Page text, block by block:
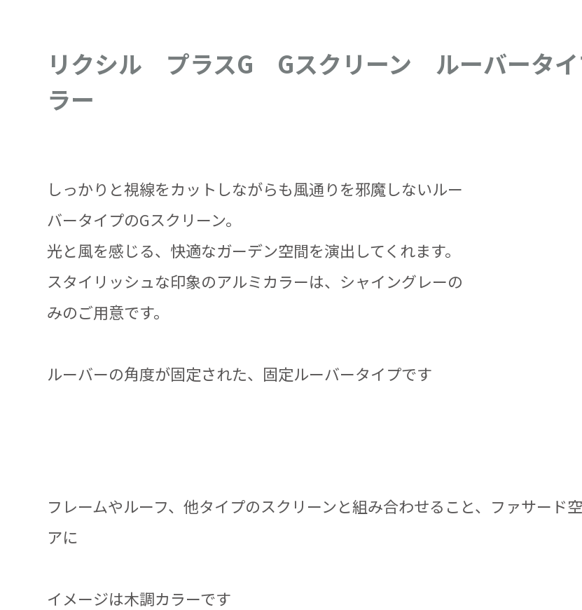
リクシル プラスG Gスクリーン ルーバータ
ラー
しっかりと視線をカットしながらも風通りを邪魔しないルー
バータイプのGスクリーン。
光と風を感じる、快適なガーデン空間を演出してくれます。
スタイリッシュな印象のアルミカラーは、シャイングレーの
みのご用意です。
ルーバーの角度が固定された、固定ルーバータイプです
フレームやルーフ、他タイプのスクリーンと組み合わせること、ファサード
アに
イメージは木調カラーです